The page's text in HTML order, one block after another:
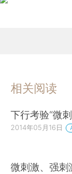
相关阅读
下行考验“微
2014年05月16日
微刺激、强刺